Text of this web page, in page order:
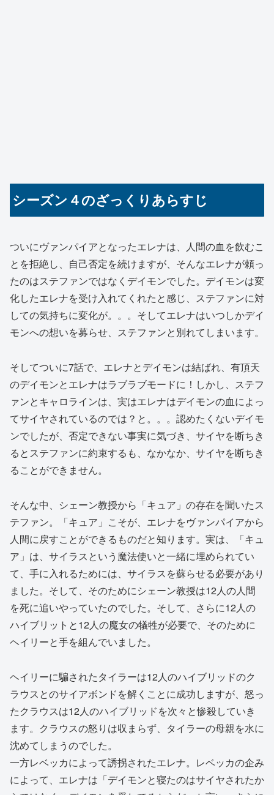
シーズン４のざっくりあらすじ
ついにヴァンパイアとなったエレナは、人間の血を飲むこ
とを拒絶し、自己否定を続けますが、そんなエレナが頼っ
たのはステファンではなくデイモンでした。デイモンは変
化したエレナを受け入れてくれたと感じ、ステファンに対
しての気持ちに変化が。。。そしてエレナはいつしかデイ
モンへの想いを募らせ、ステファンと別れてしまいます。
そしてついに7話で、エレナとデイモンは結ばれ、有頂天
のデイモンとエレナはラブラブモードに！しかし、ステフ
ァンとキャロラインは、実はエレナはデイモンの血によっ
てサイヤされているのでは？と。。。認めたくないデイモ
ンでしたが、否定できない事実に気づき、サイヤを断ちき
るとステファンに約束するも、なかなか、サイヤを断ちき
ることができません。
そんな中、シェーン教授から「キュア」の存在を聞いたス
テファン。「キュア」こそが、エレナをヴァンパイアから
人間に戻すことができるものだと知ります。実は、「キュ
ア」は、サイラスという魔法使いと一緒に埋められてい
て、手に入れるためには、サイラスを蘇らせる必要があり
ました。そして、そのためにシェーン教授は12人の人間
を死に追いやっていたのでした。そして、さらに12人の
ハイブリットと12人の魔女の犠牲が必要で、そのために
ヘイリーと手を組んでいました。
ヘイリーに騙されたタイラーは12人のハイブリッドのク
ラウスとのサイアボンドを解くことに成功しますが、怒っ
たクラウスは12人のハイブリッドを次々と惨殺していき
ます。クラウスの怒りは収まらず、タイラーの母親を水に
沈めてしまうのでした。
一方レベッカによって誘拐されたエレナ。レベッカの企み
によって、エレナは「デイモンと寝たのはサイヤされたか